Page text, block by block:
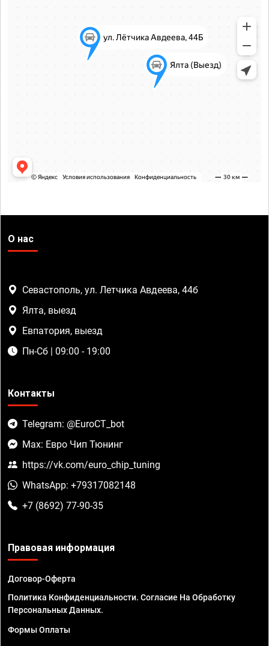
О нас
Севастополь, ул. Летчика Авдеева, 44б
Ялта, выезд
Евпатория, выезд
Пн-Сб | 09:00 - 19:00
Контакты
Telegram: @EuroCT_bot
Max: Евро Чип Тюнинг
https://vk.com/euro_chip_tuning
WhatsApp: +79317082148
+7 (8692) 77-90-35
Правовая информация
Договор-Оферта
Политика Конфиденциальности. Согласие На Обработку
Персональных Данных.
Формы Оплаты